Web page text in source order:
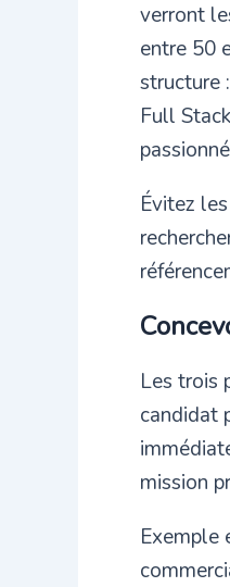
verront
entre 50
structure
Full
Évitez
Les trois
candidat
mission
Exemple